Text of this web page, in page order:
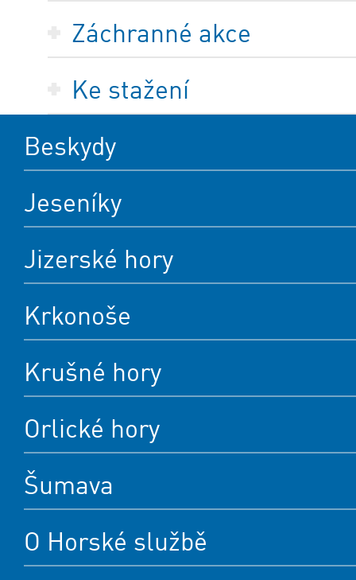
Záchranné akce
Ke stažení
Beskydy
Jeseníky
Jizerské hory
Krkonoše
Krušné hory
Orlické hory
Šumava
O Horské službě